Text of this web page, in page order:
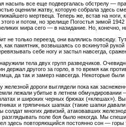
насыпь все еще подвергалась обстрелу —
оценили жатву, которую собрала здесь
мертвеца. Теперь же, встав на
и потом, но зрелище Погостья зимой
мира сего — в назидание. Но, конечно,
не только переезд, они валялись повсюду.
как памятник, возвышаясь со вскинутой
себе ногу и застыл навсегда,
тела двух групп разведчиков.
держал другого за горло, в то время как
да так и замерз навсегда. Некоторые
железной дороги выглядели пока как
лежали убитые в летнем обмундировании
и широких черных брюках («клешах»).
и тряпичных шапках (такие шапки
солдат многих дивизий, атаковавших
разглядывать поле боя было некогда. Мы
здесь повторяющийся постоянно сон — горы